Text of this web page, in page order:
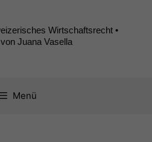
Wirtschaftsrecht •
Juana Vasella
Menü